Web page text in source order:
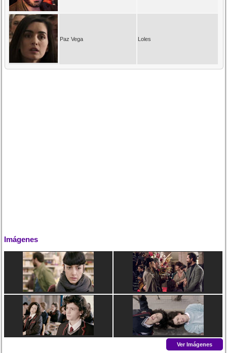
Paz Vega Loles
Imágenes
Ver Imágenes